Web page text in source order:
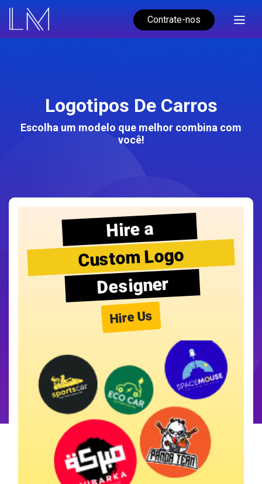
Contrate-nos
Logotipos De Carros
Escolha um modelo que melhor combina com
você!
Hire a
Custom Logo
Designer
Hire Us